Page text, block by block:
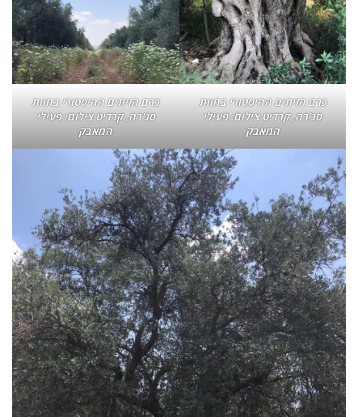
כרם הזיתים ההיסטורי בחוות
סג'רה, קרדיט צילום: פעילי
המאבק
כרם הזיתים ההיסטורי בחוות
סג'רה, קרדיט צילום: פעילי
המאבק